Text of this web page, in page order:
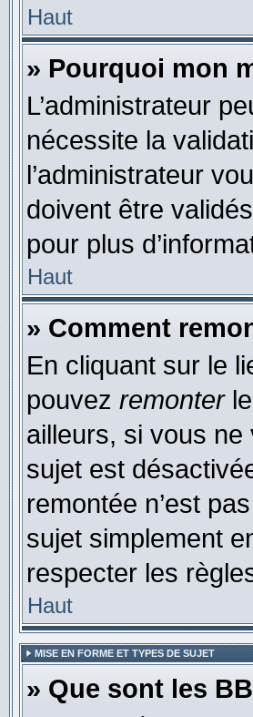
Haut
» Pourquoi mon
L’administrateur
nécessite la
l’administrateur
doivent être
pour plus
Haut
» Comment
En cliquant sur le
pouvez remonterle
ailleurs, si vous
sujet est
remontée n’est
sujet simplement
respecter les
Haut
MISE EN FORME ET TYPES DE SUJET
» Que sont les